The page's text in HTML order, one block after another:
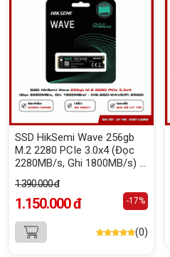
SSD HikSemi Wave 256gb
M.2 2280 PCIe 3.0x4 (Đọc
2280MB/s, Ghi 1800MB/s) -
1.390.000 đ
1.150.000 đ -17%
(0)